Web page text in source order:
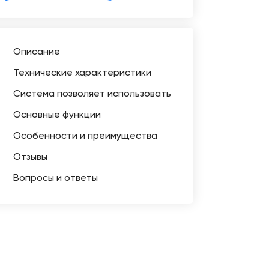
Описание
Технические характеристики
Система позволяет использовать
Основные функции
Особенности и преимущества
Отзывы
Вопросы и ответы